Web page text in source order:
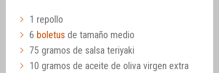
1 repollo
6 boletus de tamaño medio
75 gramos de salsa teriyaki
10 gramos de aceite de oliva virgen extra